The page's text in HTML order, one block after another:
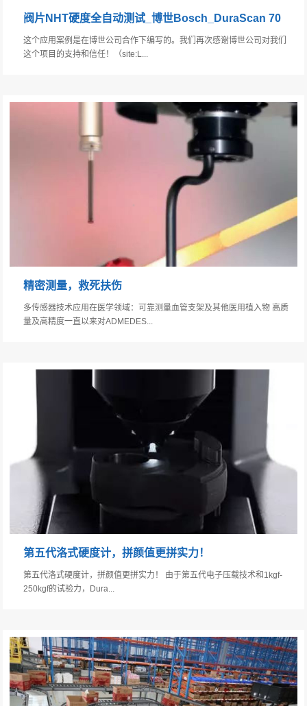
阀片NHT硬度全自动测试_博世Bosch_DuraScan 70
这个应用案例是在博世公司合作下编写的。我们再次感谢博世公司对我们
这个项目的支持和信任！（site:L...
精密测量，救死扶伤
多传感器技术应用在医学领域：可靠测量血管支架及其他医用植入物 高质
量及高精度一直以来对ADMEDES...
第五代洛式硬度计，拼颜值更拼实力！
第五代洛式硬度计，拼颜值更拼实力！ 由于第五代电子压载技术和1kgf-
250kgf的试验力，Dura...